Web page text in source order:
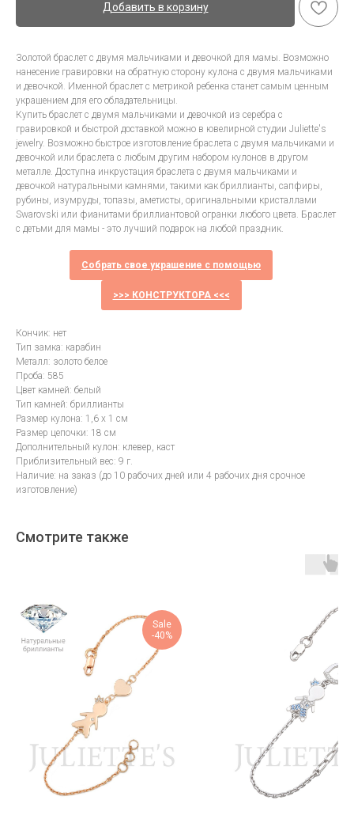
Добавить в корзину
Золотой браслет с двумя мальчиками и девочкой для мамы. Возможно
нанесение гравировки на обратную сторону кулона с двумя мальчиками
и девочкой. Именной браслет с метрикой ребенка станет самым ценным
украшением для его обладательницы.
Купить браслет с двумя мальчиками и девочкой из серебра с
гравировкой и быстрой доставкой можно в ювелирной студии Juliette's
jewelry. Возможно быстрое изготовление браслета с двумя мальчиками и
девочкой или браслета с любым другим набором кулонов в другом
металле. Доступна инкрустация браслета с двумя мальчиками и
девочкой натуральными камнями, такими как бриллианты, сапфиры,
рубины, изумруды, топазы, аметисты, оригинальными кристаллами
Swarovski или фианитами бриллиантовой огранки любого цвета. Браслет
с детьми для мамы - это лучший подарок на любой праздник.
Собрать свое украшение с помощью
>>> КОНСТРУКТОРА <<<
Кончик: нет
Тип замка: карабин
Металл: золото белое
Проба: 585
Цвет камней: белый
Тип камней: бриллианты
Размер кулона: 1,6 х 1 см
Размер цепочки: 18 см
Дополнительный кулон: клевер, каст
Приблизительный вес: 9 г.
Наличие: на заказ (до 10 рабочих дней или 4 рабочих дня срочное
изготовление)
Смотрите также
Sale
-40%